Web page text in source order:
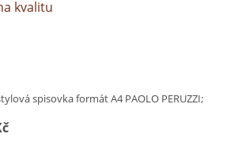
kvalitu
spisovka formát A4 PAOLO PERUZZI;